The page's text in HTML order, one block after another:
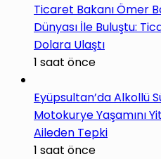
Ticaret Bakanı Ömer
Dünyası İle Buluştu:
Dolara Ulaştı
1 saat önce
Eyüpsultan’da Alkollü
Motokurye Yaşamını
Aileden Tepki
1 saat önce